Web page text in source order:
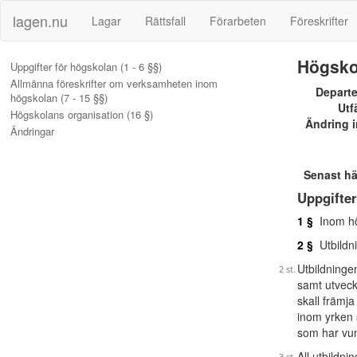
lagen.nu Lagar Rättsfall Förarbeten Föreskrifter
Uppgifter för högskolan (1 - 6 §§)
Allmänna föreskrifter om verksamheten inom
högskolan (7 - 15 §§)
Högskolans organisation (16 §)
Ändringar
Ändring
Senast
1 § Inom
2 §
samt
skall
inom yrken
som har